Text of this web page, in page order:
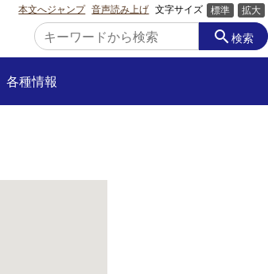
本文へジャンプ 音声読み上げ 文字サイズ 標準 拡大
search検索
各種情報